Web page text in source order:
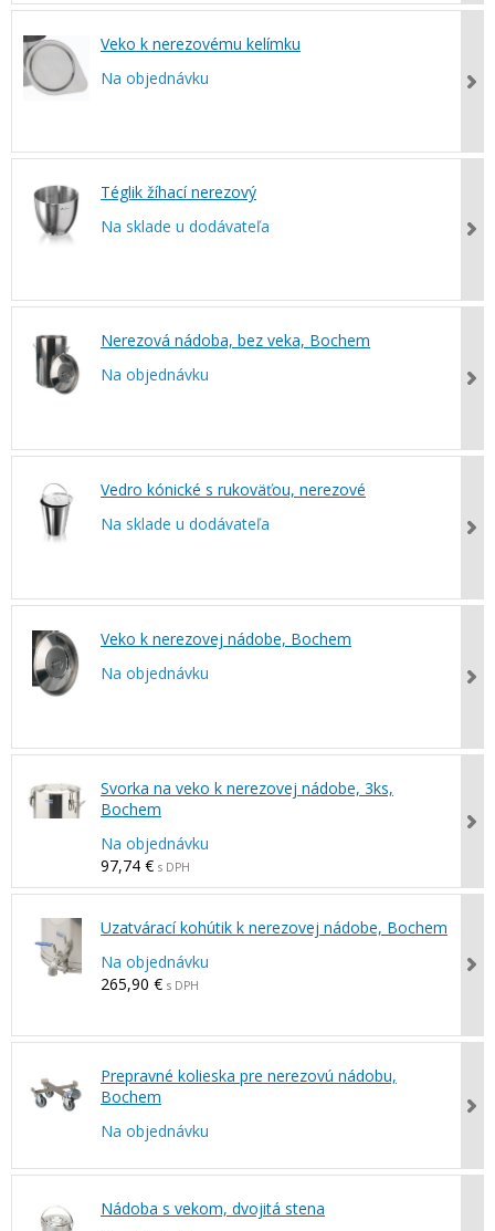
Veko k nerezovému kelímku
Na objednávku
Téglik žíhací nerezový
Na sklade u dodávateľa
Nerezová nádoba, bez veka, Bochem
Na objednávku
Vedro kónické s rukoväťou, nerezové
Na sklade u dodávateľa
Veko k nerezovej nádobe, Bochem
Na objednávku
Svorka na veko k nerezovej nádobe, 3ks,
Bochem
Na objednávku
97,74 € s DPH
Uzatvárací kohútik k nerezovej nádobe, Bochem
Na objednávku
265,90 € s DPH
Prepravné kolieska pre nerezovú nádobu,
Bochem
Na objednávku
Nádoba s vekom, dvojitá stena